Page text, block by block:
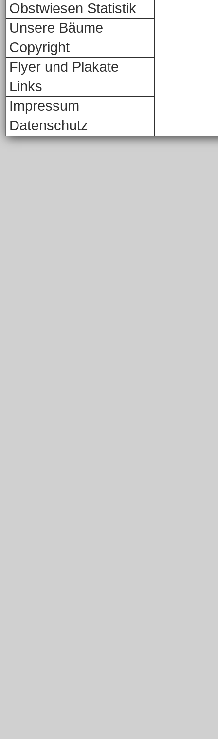
Obstwiesen Statistik
Unsere Bäume
Copyright
Flyer und Plakate
Links
Impressum
Datenschutz